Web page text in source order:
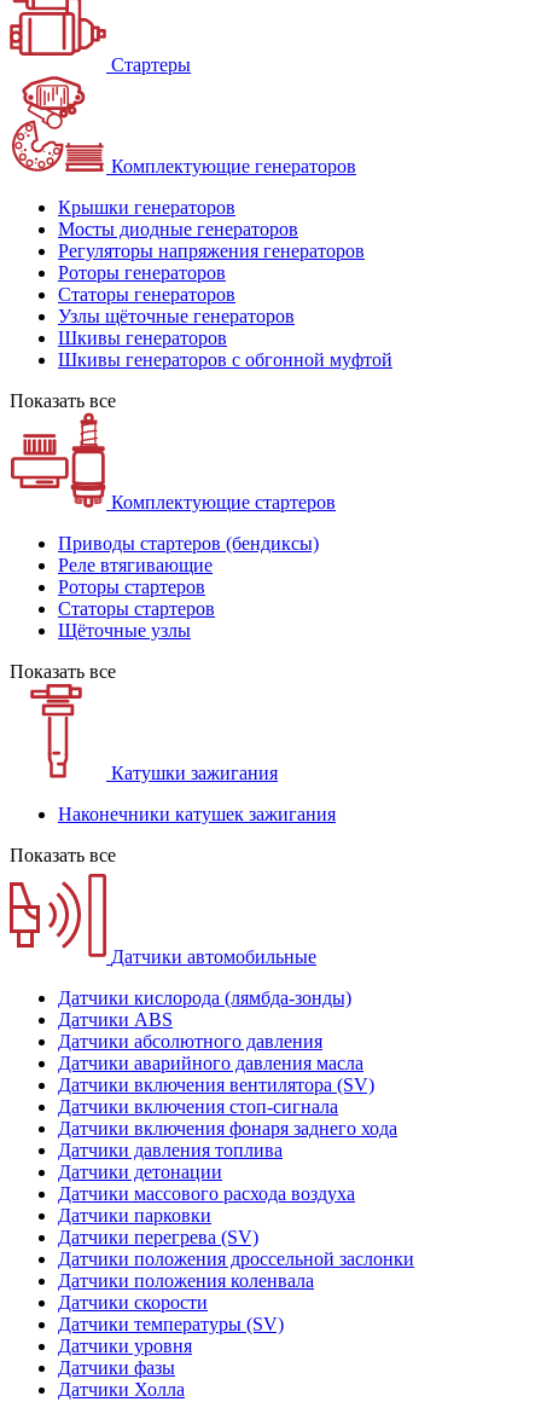
Стартеры
Комплектующие генераторов
Крышки генераторов
Мосты диодные генераторов
Регуляторы напряжения генераторов
Роторы генераторов
Статоры генераторов
Узлы щёточные генераторов
Шкивы генераторов
Шкивы генераторов с обгонной муфтой
Показать все
Комплектующие стартеров
Приводы стартеров (бендиксы)
Реле втягивающие
Роторы стартеров
Статоры стартеров
Щёточные узлы
Показать все
Катушки зажигания
Наконечники катушек зажигания
Показать все
Датчики автомобильные
Датчики кислорода (лямбда-зонды)
Датчики ABS
Датчики абсолютного давления
Датчики аварийного давления масла
Датчики включения вентилятора (SV)
Датчики включения стоп-сигнала
Датчики включения фонаря заднего хода
Датчики давления топлива
Датчики детонации
Датчики массового расхода воздуха
Датчики парковки
Датчики перегрева (SV)
Датчики положения дроссельной заслонки
Датчики положения коленвала
Датчики скорости
Датчики температуры (SV)
Датчики уровня
Датчики фазы
Датчики Холла